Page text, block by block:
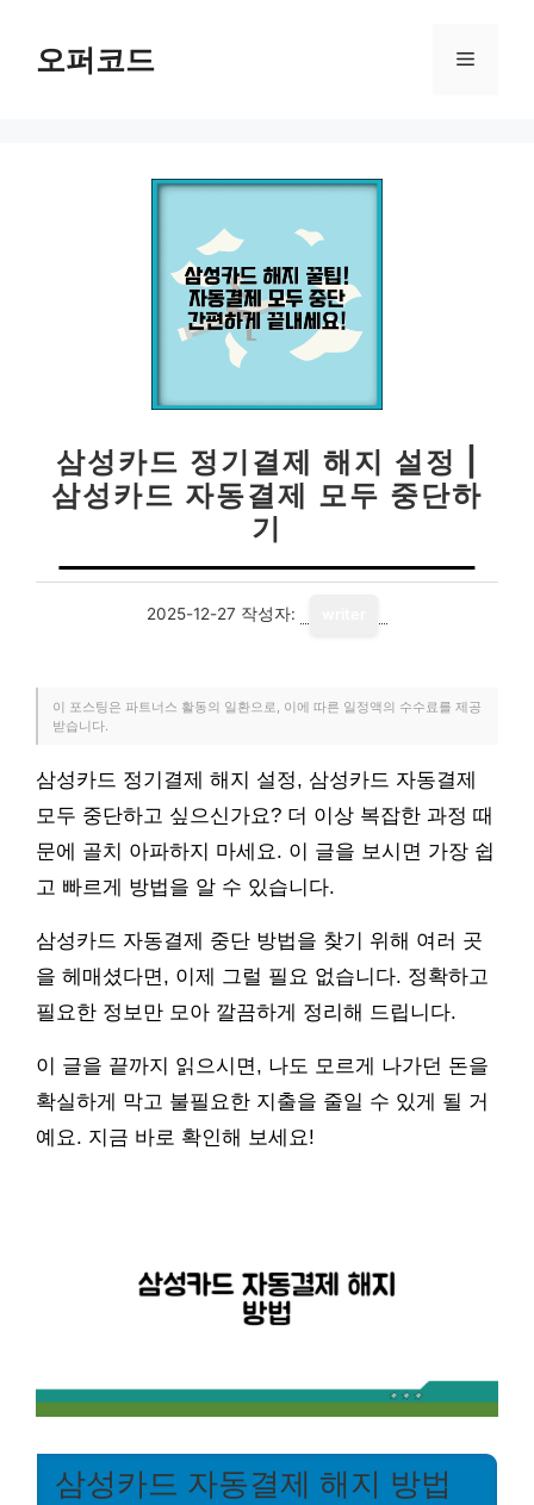
오퍼코드 메
삼성카드 정기결제 해지 설정 |
삼성카드 자동결제 모두 중단하
기
2025-12-27 작성자:
이 포스팅은 파트너스 활동의 일환으로, 이에 따른 일정액의 수수료를 제공
받습니다.
삼성카드 정기결제 해지 설정, 삼성카드 자동결제
모두 중단하고 싶으신가요? 더 이상 복잡한 과정 때
문에 골치 아파하지 마세요. 이 글을 보시면 가장 쉽
고 빠르게 방법을 알 수 있습니다.
삼성카드 자동결제 중단 방법을 찾기 위해 여러 곳
을 헤매셨다면, 이제 그럴 필요 없습니다. 정확하고
필요한 정보만 모아 깔끔하게 정리해 드립니다.
이 글을 끝까지 읽으시면, 나도 모르게 나가던 돈을
확실하게 막고 불필요한 지출을 줄일 수 있게 될 거
예요. 지금 바로 확인해 보세요!
삼성카드 자동결제 해지 방법